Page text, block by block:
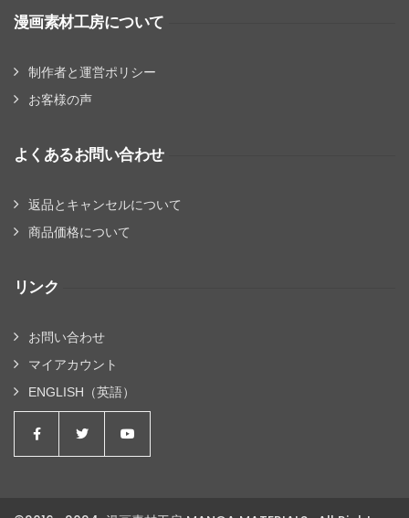
漫画素材工房について
制作者と運営ポリシー
お客様の声
よくあるお問い合わせ
返品とキャンセルについて
商品価格について
リンク
お問い合わせ
マイアカウント
ENGLISH（英語）